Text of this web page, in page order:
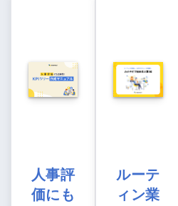
人事評
価にも
ルーテ
ィン業